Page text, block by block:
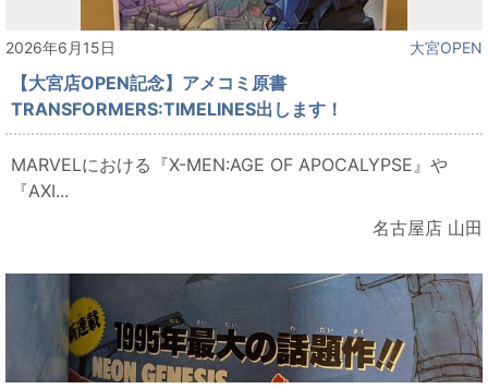
2026年6月15日 大宮OPEN
【大宮店OPEN記念】アメコミ原書
TRANSFORMERS:TIMELINES出します！
MARVELにおける『X-MEN:AGE OF APOCALYPSE』や
『AXI...
名古屋店 山田